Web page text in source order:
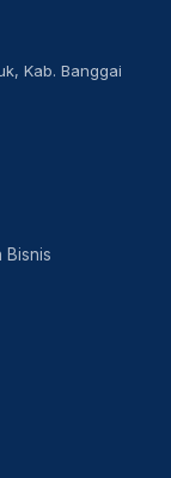
Kab. Banggai
Bisnis